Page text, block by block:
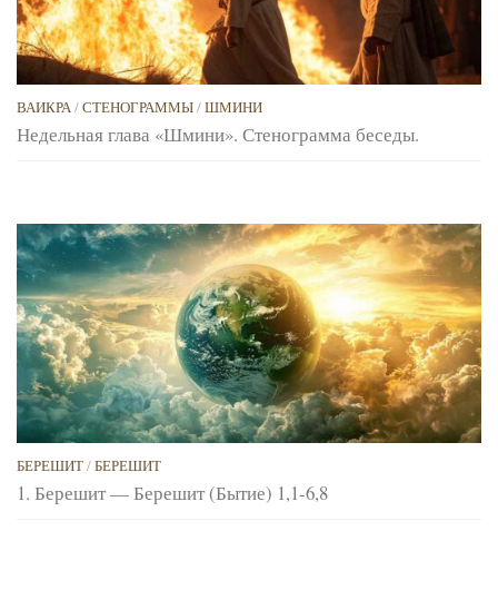
ВАИКРА/СТЕНОГРАММЫ/ШМИНИ
Недельная глава «Шмини». Стенограмма беседы.
БЕРЕШИТ/БЕРЕШИТ
1. Берешит — Берешит (Бытие) 1,1-6,8